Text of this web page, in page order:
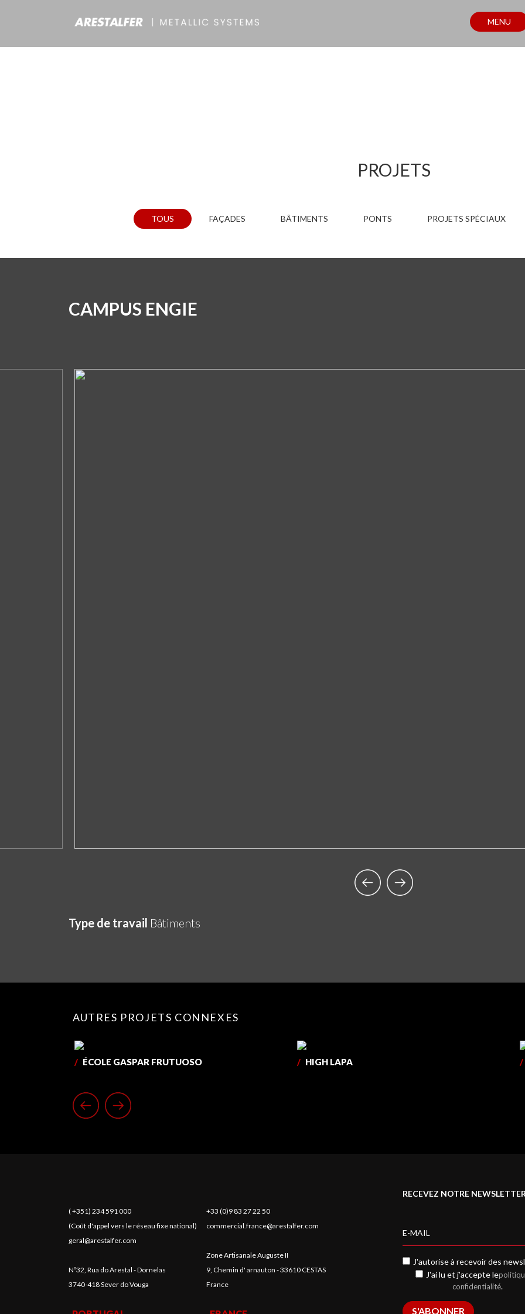
MENU
PROJETS
TOUS FAÇADES BÂTIMENTS PONTS PROJETS SPÉCIAUX
CAMPUS ENGIE
Type de travail Bâtiments
AUTRES PROJETS CONNEXES
/ ÉCOLE GASPAR FRUTUOSO / HIGH LAPA /
( +351) 234 591 000
(Coût d'appel vers le réseau fixe national)
geral@arestalfer.com
Nº32, Rua do Arestal - Dornelas
3740-418 Sever do Vouga
+33 (0)9 83 27 22 50
commercial.france@arestalfer.com
Zone Artisanale Auguste II
9, Chemin d' arnauton - 33610 CESTAS
France
RECEVEZ NOTRE
J'autorise à recevoir des
J'ai lu et j'accepte le
confidentialité.
S'ABONNER